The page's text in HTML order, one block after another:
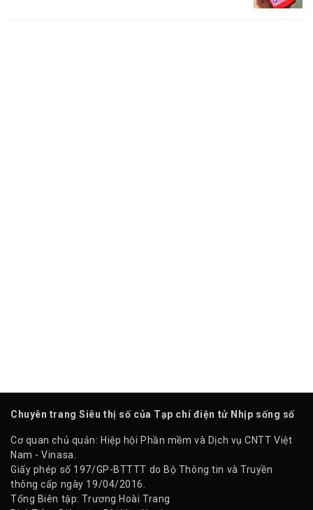
Chuyên trang Siêu thị số của Tạp chí điện tử Nhịp sống số
Cơ quan chủ quản: Hiệp hội Phần mềm và Dịch vụ CNTT Việt
Nam - Vinasa.
Giấy phép số 197/GP-BTTTT do Bộ Thông tin và Truyền
thông cấp ngày 19/04/2016.
Tổng Biên tập: Trương Hoài Trang